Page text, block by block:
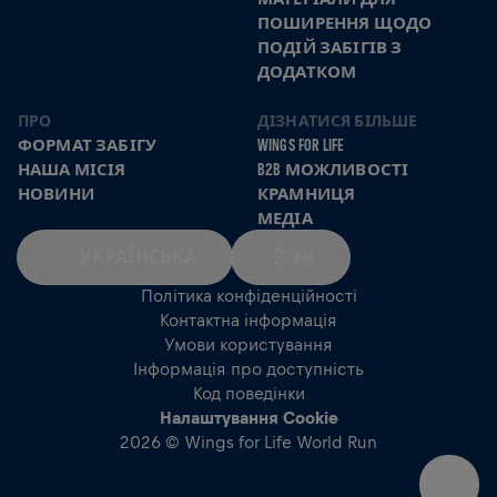
ПОШИРЕННЯ ЩОДО
ПОДІЙ ЗАБІГІВ З
ДОДАТКОМ
ПРО
ФОРМАТ ЗАБІГУ
НАША МІСІЯ
НОВИНИ
ДІЗНАТИСЯ БІЛЬШЕ
WINGS FOR LIFE
B2B МОЖЛИВОСТІ
КРАМНИЦЯ
МЕДІА
Політика конфіденційності
Контактна інформація
Умови користування
Інформація про доступність
Код поведінки
Налаштування Cookie
2026 © Wings for Life World Run